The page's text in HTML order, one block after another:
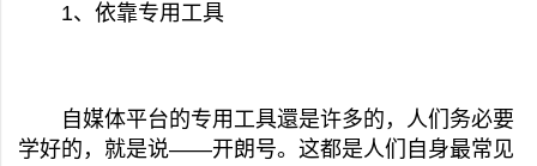
1、依靠专用工具
自媒体平台的专用工具還是许多的，人们务必要
学好的，就是说——开朗号。这都是人们自身最常见